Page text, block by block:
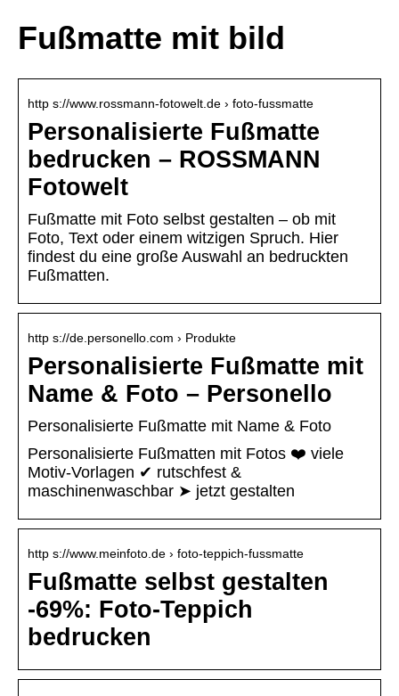
Fußmatte mit bild
http s://www.rossmann-fotowelt.de › foto-fussmatte
Personalisierte Fußmatte
bedrucken – ROSSMANN
Fotowelt
Fußmatte mit Foto selbst gestalten – ob mit
Foto, Text oder einem witzigen Spruch. Hier
findest du eine große Auswahl an bedruckten
Fußmatten.
http s://de.personello.com › Produkte
Personalisierte Fußmatte mit
Name & Foto – Personello
Personalisierte Fußmatte mit Name & Foto
Personalisierte Fußmatten mit Fotos ❤️ viele
Motiv-Vorlagen ✔ rutschfest &
maschinenwaschbar ➤ jetzt gestalten
http s://www.meinfoto.de › foto-teppich-fussmatte
Fußmatte selbst gestalten
-69%: Foto-Teppich
bedrucken